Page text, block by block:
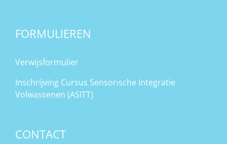
FORMULIEREN
Verwijsformulier
Inschrijving Cursus Sensorische Integratie
Volwassenen (ASITT)
CONTACT